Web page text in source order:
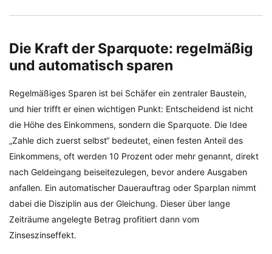
Die Kraft der Sparquote: regelmäßig
und automatisch sparen
Regelmäßiges Sparen ist bei Schäfer ein zentraler Baustein,
und hier trifft er einen wichtigen Punkt: Entscheidend ist nicht
die Höhe des Einkommens, sondern die Sparquote. Die Idee
„Zahle dich zuerst selbst“ bedeutet, einen festen Anteil des
Einkommens, oft werden 10 Prozent oder mehr genannt, direkt
nach Geldeingang beiseitezulegen, bevor andere Ausgaben
anfallen. Ein automatischer Dauerauftrag oder Sparplan nimmt
dabei die Disziplin aus der Gleichung. Dieser über lange
Zeiträume angelegte Betrag profitiert dann vom
Zinseszinseffekt.